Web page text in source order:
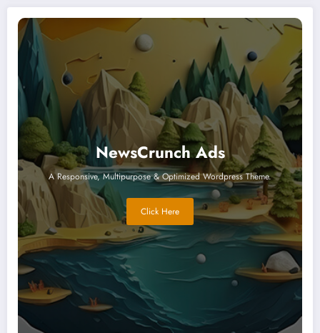
NewsCrunch Ads
A Responsive, Multipurpose & Optimized Wordpress Theme.
Click Here